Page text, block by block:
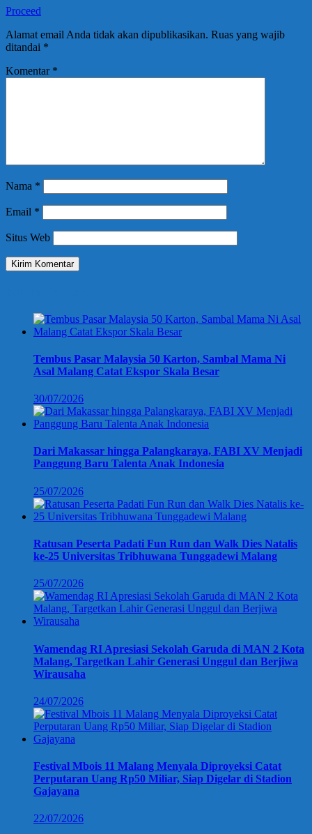
Proceed
Alamat email Anda tidak akan dipublikasikan. Ruas yang wajib
ditandai *
Komentar *
Nama *
Email *
Situs Web
Tembus Pasar Malaysia 50 Karton, Sambal Mama Ni
Asal Malang Catat Ekspor Skala Besar
30/07/2026
Dari Makassar hingga Palangkaraya, FABI XV Menjadi
Panggung Baru Talenta Anak Indonesia
25/07/2026
Ratusan Peserta Padati Fun Run dan Walk Dies Natalis
ke-25 Universitas Tribhuwana Tunggadewi Malang
25/07/2026
Wamendag RI Apresiasi Sekolah Garuda di MAN 2 Kota
Malang, Targetkan Lahir Generasi Unggul dan Berjiwa
Wirausaha
24/07/2026
Festival Mbois 11 Malang Menyala Diproyeksi Catat
Perputaran Uang Rp50 Miliar, Siap Digelar di Stadion
Gajayana
22/07/2026